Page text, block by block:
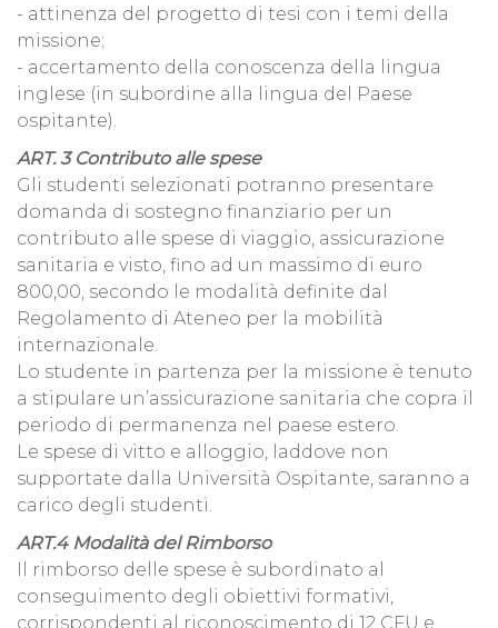
- attinenza del progetto di tesi con i temi della
missione;
- accertamento della conoscenza della lingua
inglese (in subordine alla lingua del Paese
ospitante).
ART. 3 Contributo alle spese
Gli studenti selezionati potranno presentare
domanda di sostegno finanziario per un
contributo alle spese di viaggio, assicurazione
sanitaria e visto, fino ad un massimo di euro
800,00, secondo le modalità definite dal
Regolamento di Ateneo per la mobilità
internazionale.
Lo studente in partenza per la missione è tenuto
a stipulare un’assicurazione sanitaria che copra il
periodo di permanenza nel paese estero.
Le spese di vitto e alloggio, laddove non
supportate dalla Università Ospitante, saranno a
carico degli studenti.
ART.4 Modalità del Rimborso
Il rimborso delle spese è subordinato al
conseguimento degli obiettivi formativi,
corrispondenti al riconoscimento di 12 CFU e